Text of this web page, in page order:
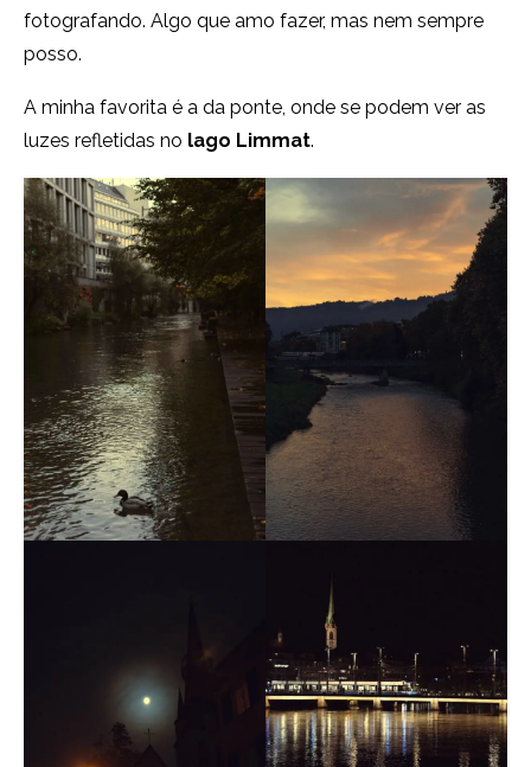
fotografando. Algo que amo fazer, mas nem sempre
posso.
A minha favorita é a da ponte, onde se podem ver as
luzes refletidas no lago Limmat.